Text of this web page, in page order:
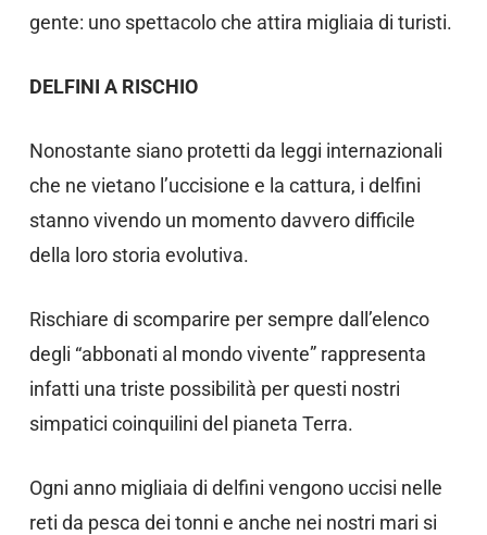
gente: uno spettacolo che attira migliaia di turisti.
DELFINI A RISCHIO
Nonostante siano protetti da leggi internazionali
che ne vietano l’uccisione e la cattura, i delfini
stanno vivendo un momento davvero difficile
della loro storia evolutiva.
Rischiare di scomparire per sempre dall’elenco
degli “abbonati al mondo vivente” rappresenta
infatti una triste possibilità per questi nostri
simpatici coinquilini del pianeta Terra.
Ogni anno migliaia di delfini vengono uccisi nelle
reti da pesca dei tonni e anche nei nostri mari si